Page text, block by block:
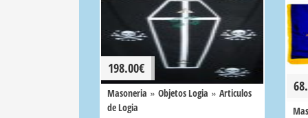
198.00€
Masoneria » Objetos Logia » Articulos
de Logia